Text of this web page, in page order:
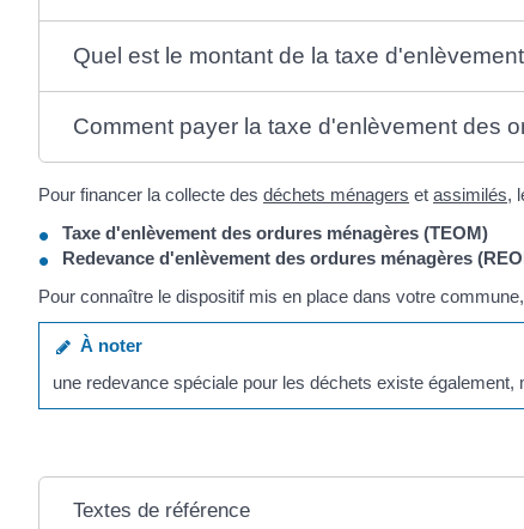
Quel est le montant de la taxe
Comment payer la taxe d'enlèvement des
Pour financer la collecte des déchets ménagers et assimilés,
Taxe d'enlèvement des ordures ménagères (TEOM)
Redevance d'enlèvement des ordures ménagères
Pour connaître le dispositif mis en place dans votre
À noter
une redevance spéciale pour les déchets existe
Textes de référence